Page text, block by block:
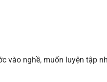
nghề, muốn luyện tập